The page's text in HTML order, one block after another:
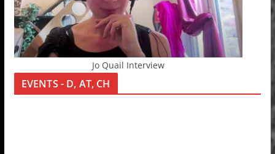
Jo Quail Interview
EVENTS - D, AT, CH